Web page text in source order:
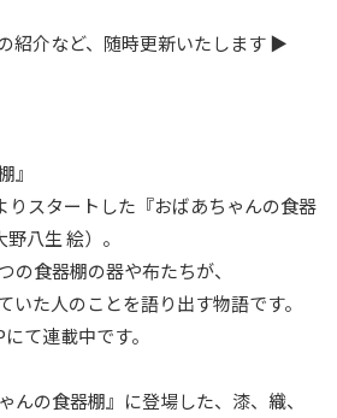
紹介など、随時更新いたします ▶︎
』
りスタートした『おばあちゃんの食器
八生 絵）。
の食器棚の器や布たちが、
いた人のことを語り出す物語です。
て連載中です。
んの食器棚』に登場した、漆、織、